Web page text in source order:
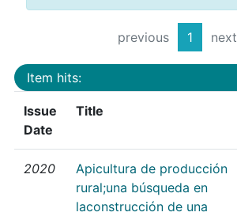
previous 1 next
Item hits:
Issue
Date
Title
2020
Apicultura de producción
rural;una búsqueda en
laconstrucción de una